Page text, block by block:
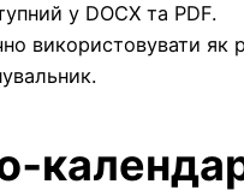
у DOCX та PDF.
використовувати як